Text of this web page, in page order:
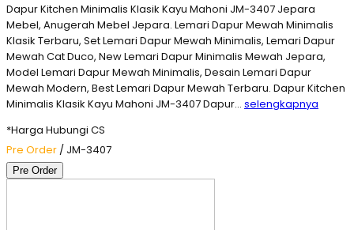
Dapur Kitchen Minimalis Klasik Kayu Mahoni JM-3407 Jepara
Mebel, Anugerah Mebel Jepara. Lemari Dapur Mewah Minimalis
Klasik Terbaru, Set Lemari Dapur Mewah Minimalis, Lemari Dapur
Mewah Cat Duco, New Lemari Dapur Minimalis Mewah Jepara,
Model Lemari Dapur Mewah Minimalis, Desain Lemari Dapur
Mewah Modern, Best Lemari Dapur Mewah Terbaru. Dapur Kitchen
Minimalis Klasik Kayu Mahoni JM-3407 Dapur… selengkapnya
*Harga Hubungi CS
Pre Order / JM-3407
Pre Order